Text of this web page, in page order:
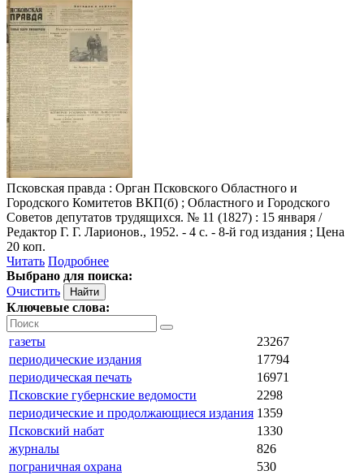
Псковская правда : Орган Псковского Областного и
Городского Комитетов ВКП(б) ; Областного и Городского
Советов депутатов трудящихся. № 11 (1827) : 15 января /
Редактор Г. Г. Ларионов., 1952. - 4 с. - 8-й год издания ; Цена
20 коп.
Читать Подробнее
Выбрано для поиска:
Очистить
Ключевые слова:
газеты
23267
периодические издания
17794
периодическая печать
16971
Псковские губернские ведомости
2298
периодические и продолжающиеся издания 1359
Псковский набат
1330
журналы
826
пограничная охрана
530